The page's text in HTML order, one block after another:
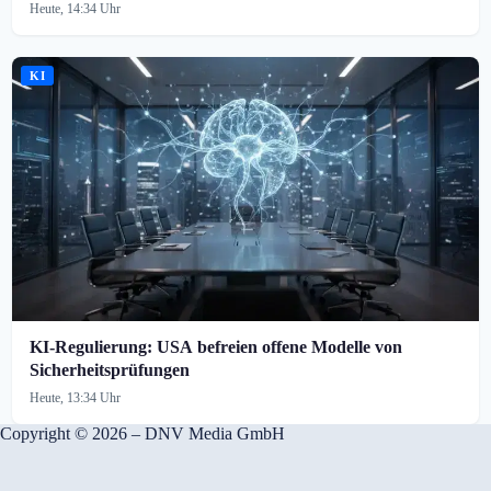
Heute, 14:34 Uhr
KI
KI-Regulierung: USA befreien offene Modelle von
Sicherheitsprüfungen
Heute, 13:34 Uhr
Copyright © 2026 – DNV Media GmbH